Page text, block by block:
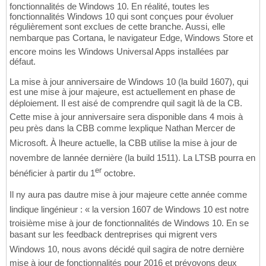
fonctionnalités de Windows 10. En réalité, toutes les
fonctionnalités Windows 10 qui sont conçues pour évoluer
régulièrement sont exclues de cette branche. Aussi, elle
nembarque pas Cortana, le navigateur Edge, Windows Store et
encore moins les Windows Universal Apps installées par
défaut.
La mise à jour anniversaire de Windows 10 (la build 1607), qui
est une mise à jour majeure, est actuellement en phase de
déploiement. Il est aisé de comprendre quil sagit là de la CB.
Cette mise à jour anniversaire sera disponible dans 4 mois à
peu près dans la CBB comme lexplique Nathan Mercer de
Microsoft. À lheure actuelle, la CBB utilise la mise à jour de
novembre de lannée dernière (la build 1511). La LTSB pourra en
bénéficier à partir du 1er octobre.
Il ny aura pas dautre mise à jour majeure cette année comme
lindique lingénieur : « la version 1607 de Windows 10 est notre
troisième mise à jour de fonctionnalités de Windows 10. En se
basant sur les feedback dentreprises qui migrent vers
Windows 10, nous avons décidé quil sagira de notre dernière
mise à jour de fonctionnalités pour 2016 et prévoyons deux